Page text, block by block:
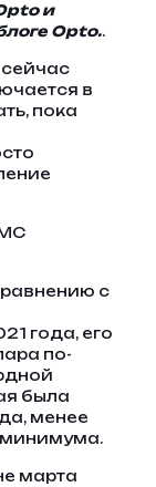
и
Opto..
в
пока
с
года, его
по-
была
менее
минимума.
марта